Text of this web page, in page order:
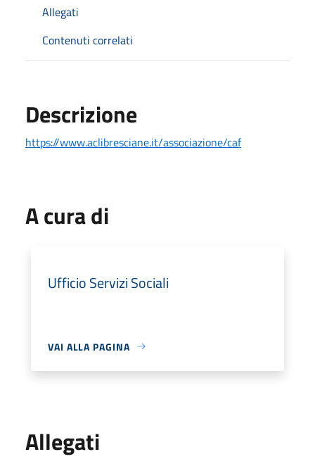
Allegati
Contenuti correlati
Descrizione
https://www.aclibresciane.it/associazione/caf
A cura di
Ufficio Servizi Sociali
VAI ALLA PAGINA
Allegati